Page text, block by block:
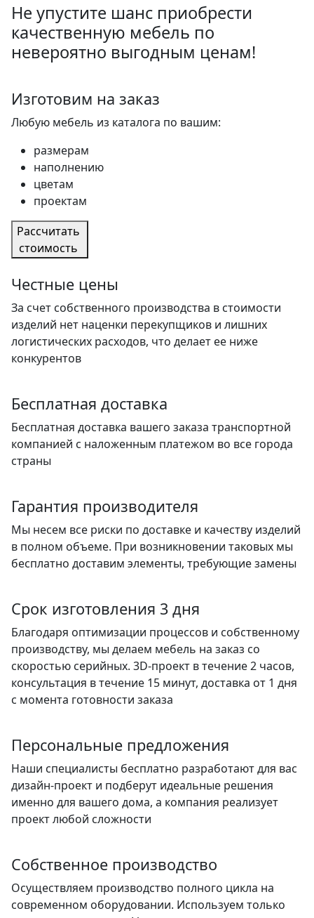
Не упустите шанс приобрести
качественную мебель по
невероятно выгодным ценам!
Изготовим на заказ
Любую мебель из каталога по вашим:
размерам
наполнению
цветам
проектам
Рассчитать
стоимость
Честные цены
За счет собственного производства в стоимости
изделий нет наценки перекупщиков и лишних
логистических расходов, что делает ее ниже
конкурентов
Бесплатная доставка
Бесплатная доставка вашего заказа транспортной
компанией с наложенным платежом во все города
страны
Гарантия производителя
Мы несем все риски по доставке и качеству изделий
в полном объеме. При возникновении таковых мы
бесплатно доставим элементы, требующие замены
Срок изготовления 3 дня
Благодаря оптимизации процессов и собственному
производству, мы делаем мебель на заказ со
скоростью серийных. 3D-проект в течение 2 часов,
консультация в течение 15 минут, доставка от 1 дня
с момента готовности заказа
Персональные предложения
Наши специалисты бесплатно разработают для вас
дизайн-проект и подберут идеальные решения
именно для вашего дома, а компания реализует
проект любой сложности
Собственное производство
Осуществляем производство полного цикла на
современном оборудовании. Используем только